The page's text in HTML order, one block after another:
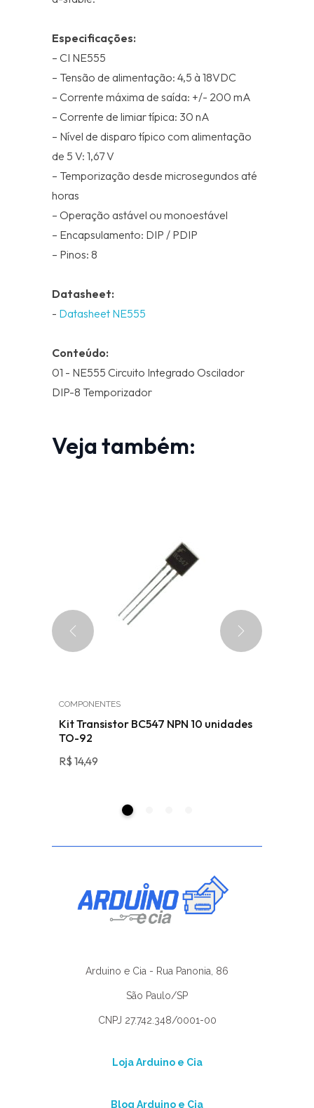
Especificações:
– CI NE555
– Tensão de alimentação: 4,5 à 18VDC
– Corrente máxima de saída: +/- 200 mA
– Corrente de limiar típica: 30 nA
– Nível de disparo típico com alimentação
de 5 V: 1,67 V
– Temporização desde microsegundos até
horas
– Operação astável ou monoestável
– Encapsulamento: DIP / PDIP
– Pinos: 8
Datasheet:
- Datasheet NE555
Conteúdo:
01 - NE555 Circuito Integrado Oscilador
DIP-8 Temporizador
Veja também:
COMPONENTES
Kit Transistor BC547 NPN 10 unidades
TO-92
R$ 14,49
Arduino e Cia - Rua Panonia, 86
São Paulo/SP
CNPJ 27.742.348/0001-00
Loja Arduino e Cia
Blog Arduino e Cia